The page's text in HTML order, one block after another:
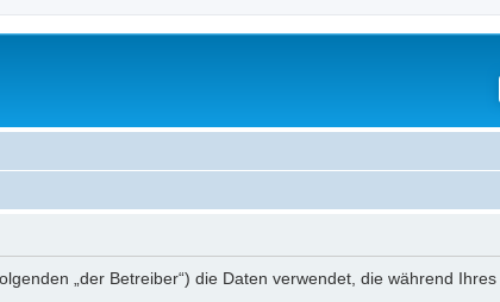
„der Betreiber“) die Daten verwendet, die während